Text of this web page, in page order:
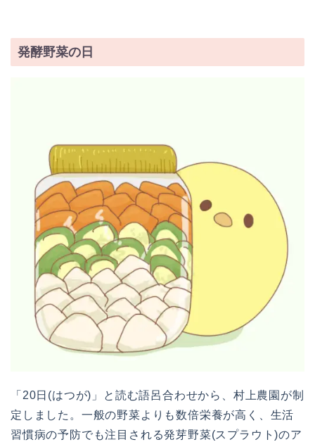
発酵野菜の日
「20日(はつが)」と読む語呂合わせから、村上農園が制
定しました。一般の野菜よりも数倍栄養が高く、生活
習慣病の予防でも注目される発芽野菜(スプラウト)のア